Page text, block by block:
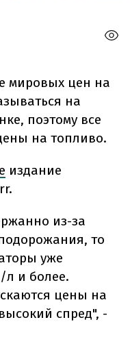
мировых цен на
на
поэтому все
на топливо.
издание
из-за
то
уже
и более.
цены на
спред", -